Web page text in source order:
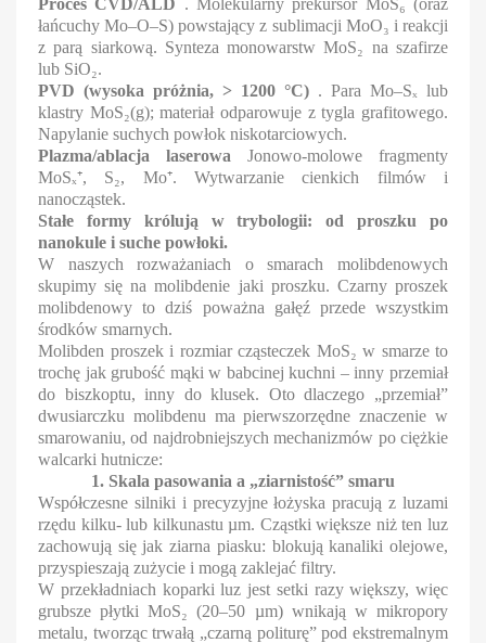
Proces CVD/ALD . Molekularny prekursor MoS₆ (oraz
łańcuchy Mo–O–S) powstający z sublimacji MoO₃ i reakcji
z parą siarkową. Synteza monowarstw MoS₂ na szafirze
lub SiO₂.
PVD (wysoka próżnia, > 1200 °C) . Para Mo–Sₓ lub
klastry MoS₂(g); materiał odparowuje z tygla grafitowego.
Napylanie suchych powłok niskotarciowych.
Plazma/ablacja laserowa Jonowo-molowe fragmenty
MoSₓ⁺, S₂, Mo⁺. Wytwarzanie cienkich filmów i
nanocząstek.
Stałe formy królują w trybologii: od proszku po
nanokule i suche powłoki.
W naszych rozważaniach o smarach molibdenowych
skupimy się na molibdenie jaki proszku. Czarny proszek
molibdenowy to dziś poważna gałęź przede wszystkim
środków smarnych.
Molibden proszek i rozmiar cząsteczek MoS₂ w smarze to
trochę jak grubość mąki w babcinej kuchni – inny przemiał
do biszkoptu, inny do klusek. Oto dlaczego „przemiał”
dwusiarczku molibdenu ma pierwszorzędne znaczenie w
smarowaniu, od najdrobniejszych mechanizmów po ciężkie
walcarki hutnicze:
1. Skala pasowania a „ziarnistość” smaru
Współczesne silniki i precyzyjne łożyska pracują z luzami
rzędu kilku- lub kilkunastu µm. Cząstki większe niż ten luz
zachowują się jak ziarna piasku: blokują kanaliki olejowe,
przyspieszają zużycie i mogą zaklejać filtry.
W przekładniach koparki luz jest setki razy większy, więc
grubsze płytki MoS₂ (20–50 µm) wnikają w mikropory
metalu, tworząc trwałą „czarną politurę” pod ekstremalnym